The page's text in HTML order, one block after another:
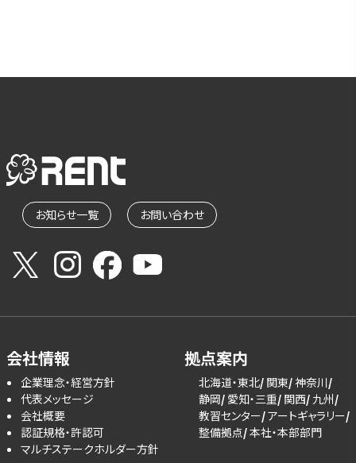
お知らせ一覧 お問い合わせ
会社情報
企業理念・経営方針
代表メッセージ
会社概要
認証規格・許認可
マルチステークホルダー方針
拠点案内
北海道・東北 関東 神奈川
静岡 愛知・三重 関西 九州
教習センター アートギャラリー
整備拠点 本社・本部部門